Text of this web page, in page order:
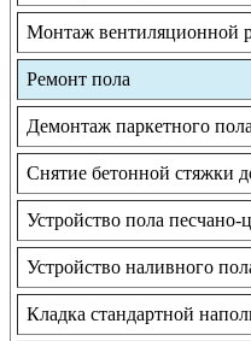
Монтаж вентиляционной
Ремонт пола
Демонтаж паркетного пола
Снятие бетонной стяжки
Устройство пола
Устройство наливного
Кладка стандартной